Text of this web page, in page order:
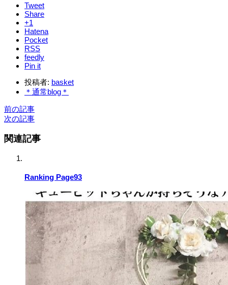
Tweet
Share
+1
Hatena
Pocket
RSS
feedly
Pin it
投稿者: basket
＊通常blog＊
前の記事
次の記事
関連記事
Ranking Page93